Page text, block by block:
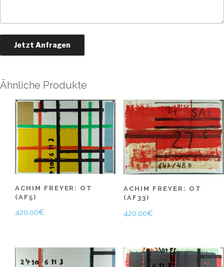
Ähnliche Produkte
ACHIM FREYER: OT
(AF5)
420.00€
ACHIM FREYER: OT
(AF33)
420.00€